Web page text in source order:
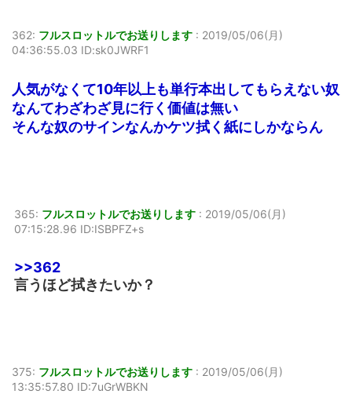
362: フルスロットルでお送りします : 2019/05/06(月)
04:36:55.03 ID:sk0JWRF1
人気がなくて10年以上も単行本出してもらえない奴
なんてわざわざ見に行く価値は無い
そんな奴のサインなんかケツ拭く紙にしかならん
365: フルスロットルでお送りします : 2019/05/06(月)
07:15:28.96 ID:ISBPFZ+s
>>362
言うほど拭きたいか？
375: フルスロットルでお送りします : 2019/05/06(月)
13:35:57.80 ID:7uGrWBKN